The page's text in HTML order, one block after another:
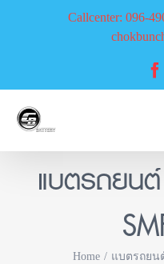
Callcenter: 096-
แบตรถยน
Home แบตรถยน